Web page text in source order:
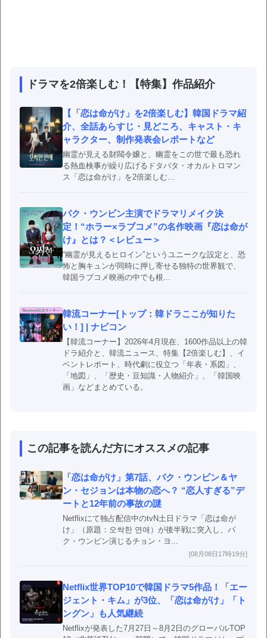
ドラマを2倍楽しむ！【特集】作品紹介
【「恋は命がけ」を2倍楽しむ】韓国ドラマ紹
介、全話あらすじ・見どころ、キャスト・キ
ャラクター、制作発表会レポートなど
幽霊が見える財閥令嬢と、幽霊をこの世で最も恐れ
る熱血検事が繰り広げるドタバタ・オカルトロマン
ス「恋は命がけ」を2倍楽しむ...
パク・ウンビン主演でドラマリメイク決
定！“ホラー×ラブコメ”の名作映画『恋は命が
け』とは？＜レビュー＞
“幽霊が見えるヒロイン”というユニークな設定と、恐
怖と胸キュンが同時に押し寄せる独特の世界観で、
韓国ラブコメ映画の中でも根...
韓流コーナー[トップ：韓ドラここが知りた
い！] | ナビコン
【韓流コーナー】2026年4月現在、1600作品以上の韓
ドラ紹介と、韓流ニュース、特集【2倍楽しむ】、イ
ベントレポート、時代劇に役立つ「年表・系図」、
「地図」、「歴史・豆知識・人物紹介」、「韓国映
画」などまとめている。
この記事を読んだ方にオススメの記事
「恋は命がけ」第7話、パク・ウンビン＆ヤ
ン・セジョンは本物の恋へ？ “恋人すぎる”デ
ートと12年前の事故の謎
Netflixにて独占配信中のtvN土日ドラマ「恋は命が
け」（原題：오싹한 연애）が後半戦に突入し、パ
ク・ウンビン演じるチョン・ヨ...
[08月08日17時19分]
Netflix世界TOP10で韓国ドラマ5作品！「エー
ジェント・キム」が3位、「恋は命がけ」「ト
ングン」も人気継続
Netflixが発表した7月27日～8月2日のグローバルTOP